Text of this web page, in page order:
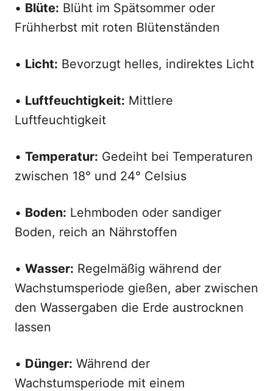
• Blüte: Blüht im Spätsommer oder
Frühherbst mit roten Blütenständen
• Licht: Bevorzugt helles, indirektes Licht
• Luftfeuchtigkeit: Mittlere
Luftfeuchtigkeit
• Temperatur: Gedeiht bei Temperaturen
zwischen 18° und 24° Celsius
• Boden: Lehmboden oder sandiger
Boden, reich an Nährstoffen
• Wasser: Regelmäßig während der
Wachstumsperiode gießen, aber zwischen
den Wassergaben die Erde austrocknen
lassen
• Dünger: Während der
Wachstumsperiode mit einem